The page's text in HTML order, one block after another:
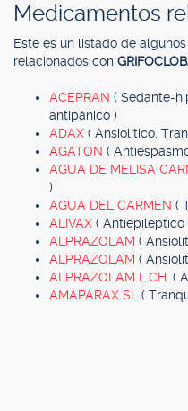
Medicamentos
Este es un listado de
relacionados con
ACEPRAN ( Sedante-
antipánico )
ADAX ( Ansiolítico,
AGATON (
AGUA DE MELISA
)
AGUA DEL CARMEN (
ALIVAX ( Antiepiléptico
ALPRAZOLAM (
ALPRAZOLAM (
ALPRAZOLAM L.CH. (
AMAPARAX SL (